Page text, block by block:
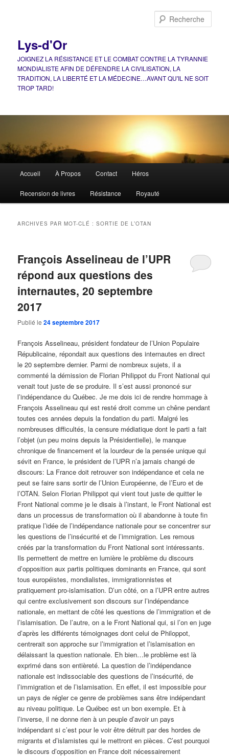
Lys-d'Or
JOIGNEZ LA RÉSISTANCE ET LE COMBAT CONTRE LA TYRANNIE
MONDIALISTE AFIN DE DÉFENDRE LA CIVILISATION, LA
TRADITION, LA LIBERTÉ ET LA MÉDECINE…AVANT QU'IL NE SOIT
TROP TARD!
principal
Accueil À Propos Contact Héros
Recension de livres Résistance Royauté
ARCHIVES PAR MOT-CLÉ :SORTIE DE L’OTAN
François Asselineau de l’UPR
répond aux questions des
internautes, 20 septembre
2017
Publié le24 septembre 2017
François Asselineau, président fondateur de l’Union Populaire
Républicaine, répondait aux questions des internautes en direct
le 20 septembre dernier. Parmi de nombreux sujets, il a
commenté la démission de Florian Philippot du Front National qui
venait tout juste de se produire. Il s’est aussi prononcé sur
l’indépendance du Québec. Je me dois ici de rendre hommage à
François Asselineau qui est resté droit comme un chêne pendant
toutes ces années depuis la fondation du parti. Malgré les
nombreuses difficultés, la censure médiatique dont le parti a fait
l’objet (un peu moins depuis la Présidentielle), le manque
chronique de financement et la lourdeur de la pensée unique qui
sévit en France, le président de l’UPR n’a jamais changé de
discours: La France doit retrouver son indépendance et cela ne
peut se faire sans sortir de l’Union Européenne, de l’Euro et de
l’OTAN. Selon Florian Philippot qui vient tout juste de quitter le
Front National comme je le disais à l’instant, le Front National est
dans un processus de transformation où il abandonne à toute fin
pratique l’idée de l’indépendance nationale pour se concentrer sur
les questions de l’insécurité et de l’immigration. Les remous
créés par la transformation du Front National sont intéressants.
Ils permettent de mettre en lumière le problème du discours
d’opposition aux partis politiques dominants en France, qui sont
tous européistes, mondialistes, immigrationnistes et
pratiquement pro-islamisation. D’un côté, on a l’UPR entre autres
qui centre exclusivement son discours sur l’indépendance
nationale, en mettant de côté les questions de l’immigration et de
l’islamisation. De l’autre, on a le Front National qui, si l’on en juge
d’après les différents témoignages dont celui de Philoppot,
centrerait son approche sur l’immigration et l’islamisation en
délaissant la question nationale. Eh bien…le problème est là
exprimé dans son entièreté. La question de l’indépendance
nationale est indissociable des questions de l’insécurité, de
l’immigration et de l’islamisation. En effet, il est impossible pour
un pays de régler ce genre de problèmes sans être indépendant
au niveau politique. Le Québec est un bon exemple. Et à
l’inverse, il ne donne rien à un peuple d’avoir un pays
indépendant si c’est pour le voir être détruit par des hordes de
migrants et d’islamistes qui le mettront en pièces. C’est pourquoi
le discours d’opposition en France doit nécessairement